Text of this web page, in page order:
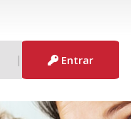
| Entrar